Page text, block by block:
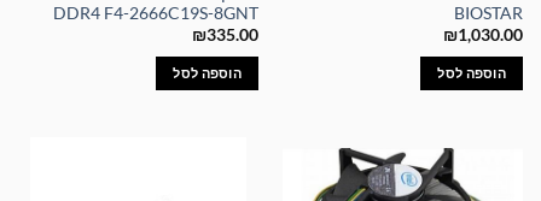
BIOSTAR
₪1,030.00
הוספה לסל
DDR4 F4-2666C19S-8GNT
₪335.00
הוספה לסל